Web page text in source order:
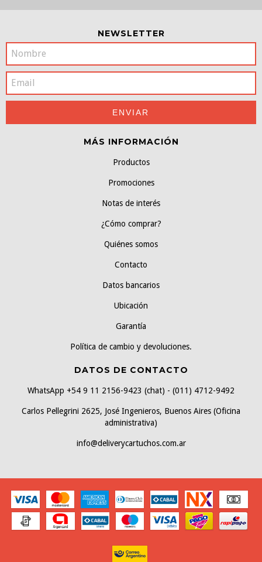
NEWSLETTER
MÁS INFORMACIÓN
Productos
Promociones
Notas de interés
¿Cómo comprar?
Quiénes somos
Contacto
Datos bancarios
Ubicación
Garantía
Política de cambio y devoluciones.
DATOS DE CONTACTO
WhatsApp +54 9 11 2156-9423 (chat) - (011) 4712-9492
Carlos Pellegrini 2625, José Ingenieros, Buenos Aires (Oficina
administrativa)
info@deliverycartuchos.com.ar